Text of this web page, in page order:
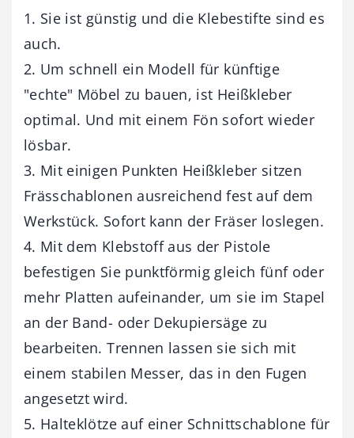
1. Sie ist günstig und die Klebestifte sind es
auch.
2. Um schnell ein Modell für künftige
"echte" Möbel zu bauen, ist Heißkleber
optimal. Und mit einem Fön sofort wieder
lösbar.
3. Mit einigen Punkten Heißkleber sitzen
Frässchablonen ausreichend fest auf dem
Werkstück. Sofort kann der Fräser loslegen.
4. Mit dem Klebstoff aus der Pistole
befestigen Sie punktförmig gleich fünf oder
mehr Platten aufeinander, um sie im Stapel
an der Band- oder Dekupiersäge zu
bearbeiten. Trennen lassen sie sich mit
einem stabilen Messer, das in den Fugen
angesetzt wird.
5. Halteklötze auf einer Schnittschablone für